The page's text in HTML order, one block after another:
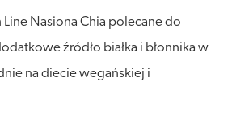
Nasiona Chia polecane do
źródło białka i błonnika w
na diecie wegańskiej i